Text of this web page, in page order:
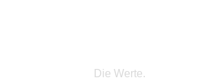
Die Werte.